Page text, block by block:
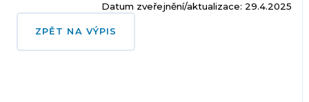
Datum zveřejnění/aktualizace: 29.4.2025
ZPĚT NA VÝPIS